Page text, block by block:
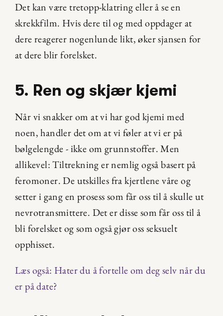
Det kan være tretopp-klatring eller å se en
skrekkfilm. Hvis dere til og med oppdager at
dere reagerer nogenlunde likt, øker sjansen for
at dere blir forelsket.
5. Ren og skjær kjemi
Når vi snakker om at vi har god kjemi med
noen, handler det om at vi føler at vi er på
bølgelengde - ikke om grunnstoffer. Men
allikevel: Tiltrekning er nemlig også basert på
feromoner. De utskilles fra kjertlene våre og
setter i gang en prosess som får oss til å skulle ut
nevrotransmittere. Det er disse som får oss til å
bli forelsket og som også gjør oss seksuelt
opphisset.
Læs også: Hater du å fortelle om deg selv når du
er på date?